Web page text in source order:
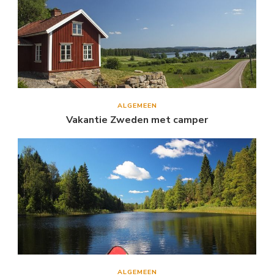
ALGEMEEN
Vakantie Zweden met camper
ALGEMEEN